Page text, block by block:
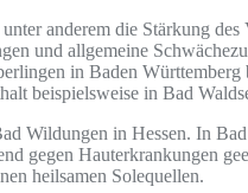
anderem die Stärkung
und allgemeine
in Baden
beispielsweise in Bad
Wildungen in Hessen. In
gegen Hauterkrankungen
heilsamen Solequellen.